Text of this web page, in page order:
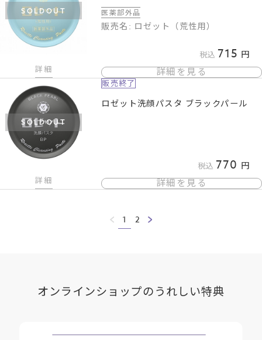
SOLDOUT
詳細
医薬部外品
販売名: ロゼット（荒性用）
税込 715
詳細を見る
SOLDOUT
詳細
販売終了
ロゼット洗顔パスタ ブラックパール
税込 770
詳細を見る
1 2
オンラインショップのうれしい特典